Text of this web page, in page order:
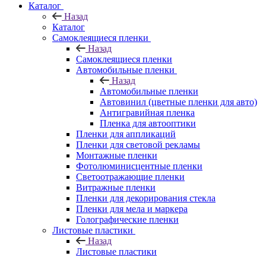
Каталог
Назад
Каталог
Самоклеящиеся пленки
Назад
Самоклеящиеся пленки
Автомобильные пленки
Назад
Автомобильные пленки
Автовинил (цветные пленки для авто)
Антигравийная пленка
Пленка для автооптики
Пленки для аппликаций
Пленки для световой рекламы
Монтажные пленки
Фотолюминисцентные пленки
Светоотражающие пленки
Витражные пленки
Пленки для декорирования стекла
Пленки для мела и маркера
Голографические пленки
Листовые пластики
Назад
Листовые пластики